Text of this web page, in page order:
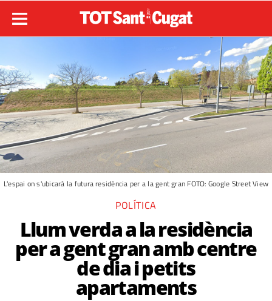
L'espai on s'ubicarà la futura residència per a la gent gran FOTO: Google Street View
POLÍTICA
Llum verda a la residència
per a gent gran amb centre
de dia i petits
apartaments